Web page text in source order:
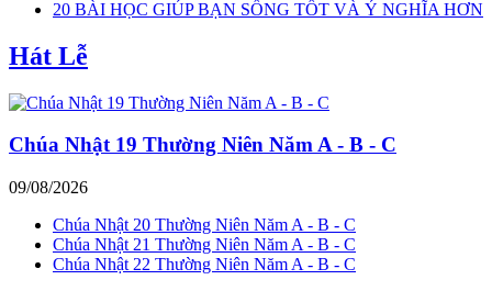
20 BÀI HỌC GIÚP BẠN SỐNG TỐT VÀ Ý NGHĨA HƠN
Hát Lễ
Chúa Nhật 19 Thường Niên Năm A - B - C
09/08/2026
Chúa Nhật 20 Thường Niên Năm A - B - C
Chúa Nhật 21 Thường Niên Năm A - B - C
Chúa Nhật 22 Thường Niên Năm A - B - C